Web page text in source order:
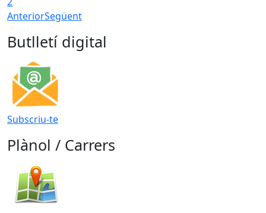
AnteriorSegüent
Butlletí digital
Subscriu-te
Plànol / Carrers